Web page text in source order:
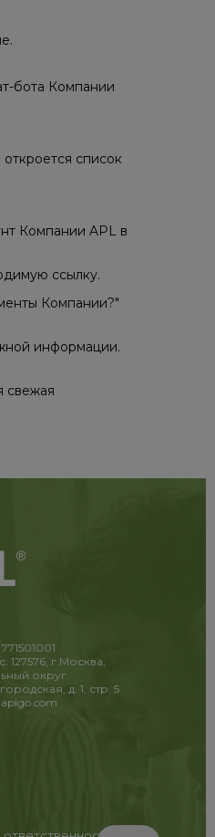
бота Компании
список
Компании APL в
ссылку.
Компании?"
информации.
свежая
г.Москва,
округ
д. 1, стр. 5